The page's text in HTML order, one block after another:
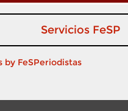
Servicios FeSP
by FeSPeriodistas